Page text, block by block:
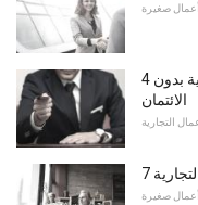
أعمال صغيرة
4 طرق للحصول على بطاقات الائتمان التجارية بدون
الائتمان
التجارية
أعمال صغيرة